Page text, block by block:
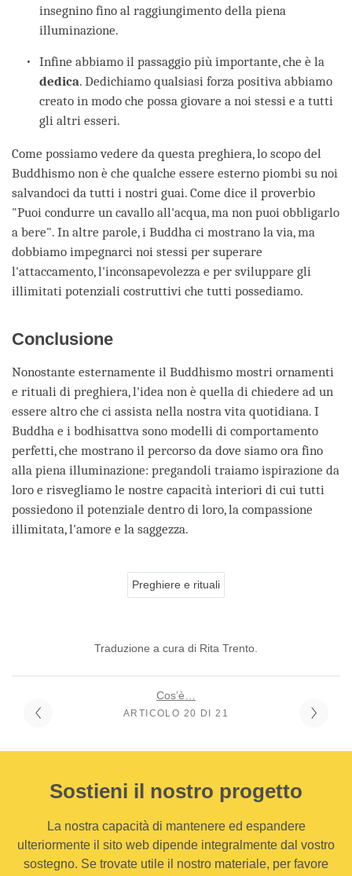
insegnino fino al raggiungimento della piena
illuminazione.
Infine abbiamo il passaggio più importante, che è la
dedica. Dedichiamo qualsiasi forza positiva abbiamo
creato in modo che possa giovare a noi stessi e a tutti
gli altri esseri.
Come possiamo vedere da questa preghiera, lo scopo del
Buddhismo non è che qualche essere esterno piombi su noi
salvandoci da tutti i nostri guai. Come dice il proverbio
"Puoi condurre un cavallo all'acqua, ma non puoi obbligarlo
a bere". In altre parole, i Buddha ci mostrano la via, ma
dobbiamo impegnarci noi stessi per superare
l'attaccamento, l'inconsapevolezza e per sviluppare gli
illimitati potenziali costruttivi che tutti possediamo.
Conclusione
Nonostante esternamente il Buddhismo mostri ornamenti
e rituali di preghiera, l'idea non è quella di chiedere ad un
essere altro che ci assista nella nostra vita quotidiana. I
Buddha e i bodhisattva sono modelli di comportamento
perfetti, che mostrano il percorso da dove siamo ora fino
alla piena illuminazione: pregandoli traiamo ispirazione da
loro e risvegliamo le nostre capacità interiori di cui tutti
possiedono il potenziale dentro di loro, la compassione
illimitata, l'amore e la saggezza.
Preghiere e rituali
Traduzione a cura di Rita Trento.
Cos’è…
ARTICOLO 20 DI 21
Sostieni il nostro progetto
La nostra capacità di mantenere ed espandere
ulteriormente il sito web dipende integralmente dal vostro
sostegno. Se trovate utile il nostro materiale, per favore